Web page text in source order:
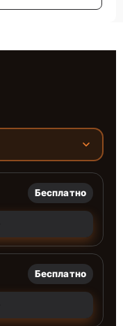
Бесплатно
Бесплатно